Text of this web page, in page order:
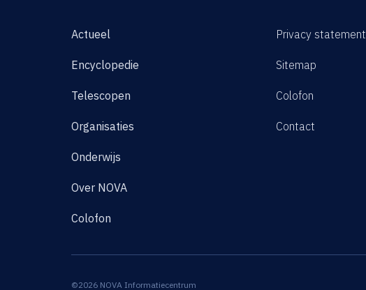
Actueel
Encyclopedie
Telescopen
Organisaties
Onderwijs
Over NOVA
Colofon
Privacy statement
Sitemap
Colofon
Contact
©2026 NOVA Informatiecentrum